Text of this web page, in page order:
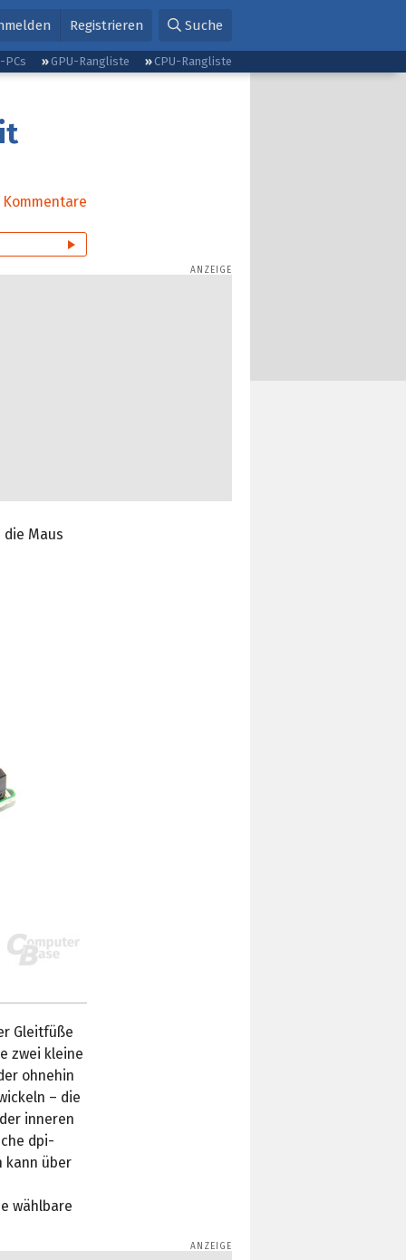
Registrieren Suche
PCs GPU-Rangliste CPU-Rangliste
Kommentare
Maus
Gleitfüße
zwei kleine
ohnehin
– die
inneren
dpi-
kann über
wählbare